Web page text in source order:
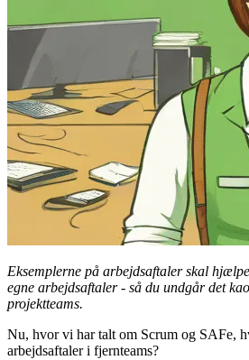
Eksemplerne på arbejdsaftaler skal
egne arbejdsaftaler - så du undgår det
projektteams.
Nu, hvor vi har talt om Scrum og SAFe,
arbejdsaftaler i fjernteams?